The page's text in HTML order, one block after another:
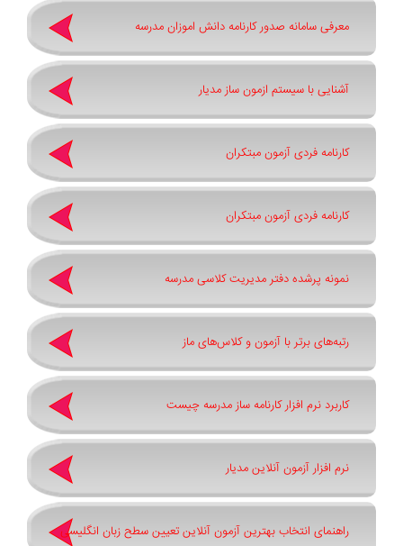
معرفی سامانه صدور کارنامه دانش اموزان مدرسه
آشنایی با سیستم ازمون ساز مدیار
کارنامه فردی آزمون مبتکران
کارنامه فردی آزمون مبتکران
نمونه پرشده دفتر مدیریت کلاسی مدرسه
رتبه‌های برتر با آزمون و کلاس‌های ماز
کاربرد نرم افزار کارنامه ساز مدرسه چیست
نرم افزار آزمون آنلاین مدیار
راهنمای انتخاب بهترین آزمون آنلاین تعیین سطح زبان انگلیسی